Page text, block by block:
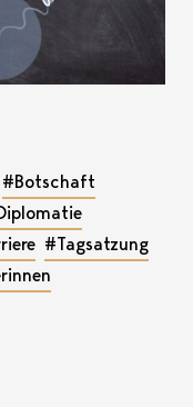
#Botschaft
#Tagsatzung